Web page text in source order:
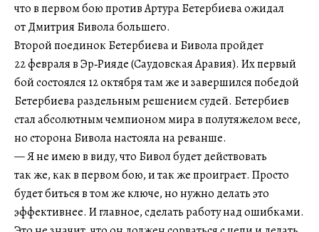
что в первом бою против Артура Бетербиева ожидал
от Дмитрия Бивола большего.
Второй поединок Бетербиева и Бивола пройдет
22 февраля в Эр‑Рияде (Саудовская Аравия). Их первый
бой состоялся 12 октября там же и завершился победой
Бетербиева раздельным решением судей. Бетербиев
стал абсолютным чемпионом мира в полутяжелом весе,
но сторона Бивола настояла на реванше.
— Я не имею в виду, что Бивол будет действовать
так же, как в первом бою, и так же проиграет. Просто
будет биться в том же ключе, но нужно делать это
эффективнее. И главное, сделать работу над ошибками.